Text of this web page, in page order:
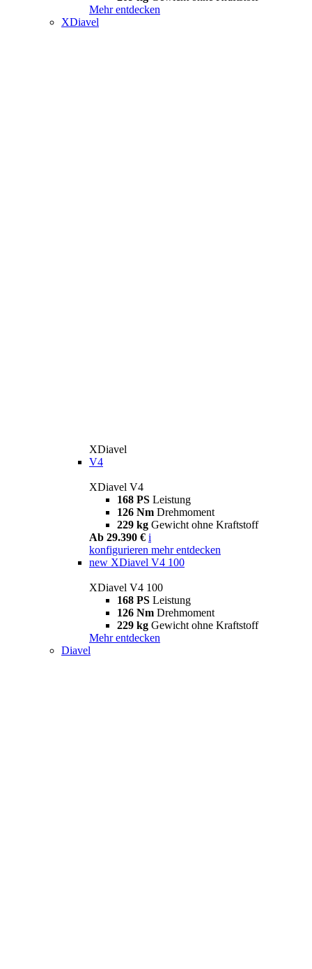
Mehr entdecken
XDiavel
XDiavel
V4
XDiavel V4
168 PS Leistung
126 Nm Drehmoment
229 kg Gewicht ohne Kraftstoff
Ab 29.390 € i
konfigurieren mehr entdecken
new XDiavel V4 100
XDiavel V4 100
168 PS Leistung
126 Nm Drehmoment
229 kg Gewicht ohne Kraftstoff
Mehr entdecken
Diavel